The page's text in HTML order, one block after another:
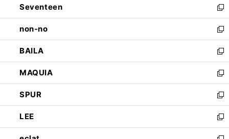
く
で
開
く
ド
ウ
で
開
く
Seventeen
新
し
い
ウ
ィ
ン
ド
ウ
で
開
く
non-no
新
し
い
ウ
ィ
ン
ド
ウ
で
開
BAILA
新
し
い
ウ
ィ
ン
ド
ウ
MAQUIA
新
し
い
ウ
ィ
ン
SPUR
新
し
い
ウ
LEE
新
し